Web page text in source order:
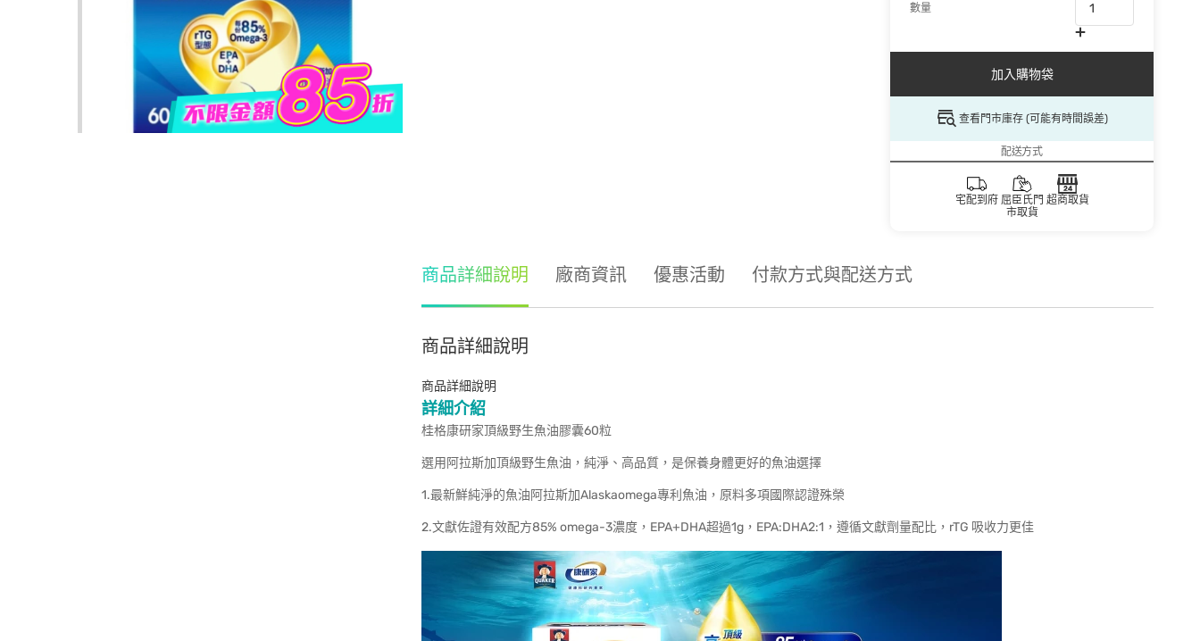
數量
加入購物袋
查看門市庫存 (可能有時間誤差)
配送方式
宅配到府 屈臣氏門
市取貨
超商取貨
商品詳細說明 廠商資訊 優惠活動 付款方式與配送方式
商品詳細說明
商品詳細說明
詳細介紹
桂格康研家頂級野生魚油膠囊60粒
選用阿拉斯加頂級野生魚油，純淨、高品質，是保養身體更好的魚油選擇
1.最新鮮純淨的魚油阿拉斯加Alaskaomega專利魚油，原料多項國際認證殊榮
2.文獻佐證有效配方85% omega-3濃度，EPA+DHA超過1g，EPA:DHA2:1，遵循文獻劑量配比，rTG 吸收力更佳